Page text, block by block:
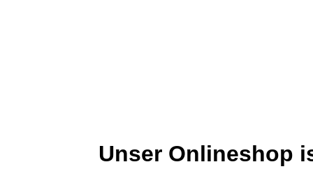
Unser Onlineshop